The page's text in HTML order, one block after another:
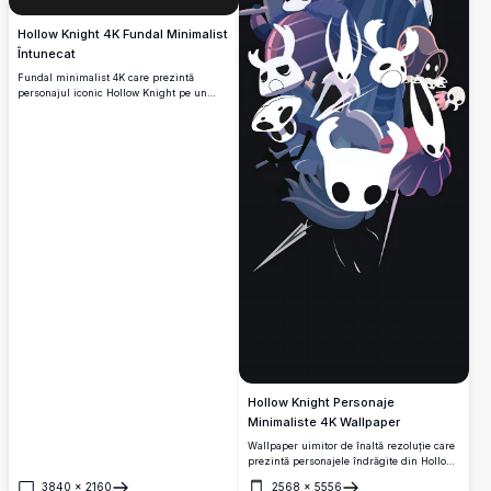
Hollow Knight 4K Fundal Minimalist
Întunecat
Fundal minimalist 4K care prezintă
personajul iconic Hollow Knight pe un
3840 × 2160
Hollow Knight Personaje
Minimaliste 4K Wallpaper
Wallpaper uimitor de înaltă rezoluție care
prezintă personajele îndrăgite din Hollow
2568 × 5556